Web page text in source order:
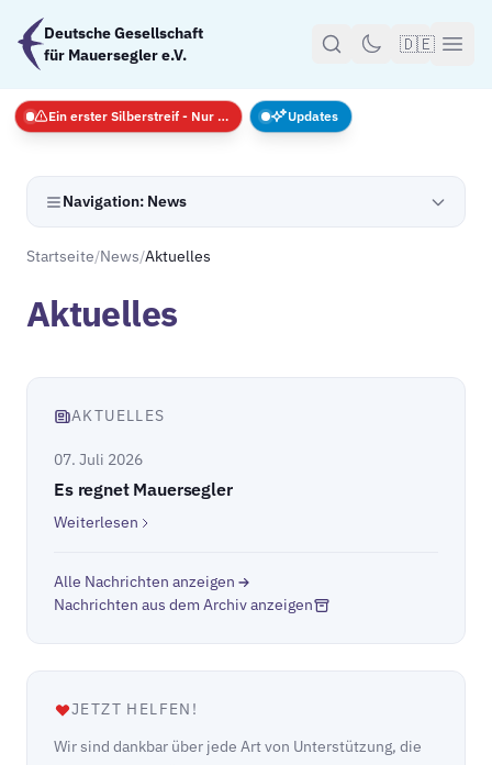
Zum Hauptinhalt springen
Deutsche Gesellschaft
für Mauersegler e.V.
🇩🇪
Navigation: News
Startseite/News/Aktuelles
Aktuelles
AKTUELLES
07. Juli 2026
Es regnet Mauersegler
Weiterlesen
Alle Nachrichten anzeigen
Nachrichten aus dem Archiv anzeigen
JETZT HELFEN!
Wir sind dankbar über jede Art von Unterstützung, die
Ein erster Silberstreif - Nur Notfälle Updates